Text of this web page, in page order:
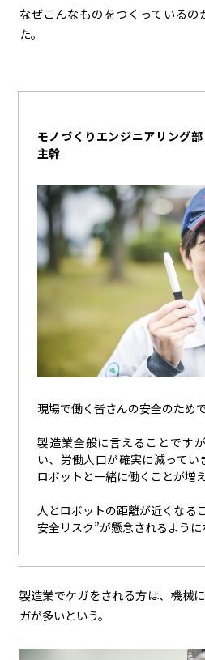
なぜこんなものをつくっている
た。
モノづくりエンジニアリング
主幹
現場で働く皆さんの安全のためで
製造業全般に言えることです
い、労働人口が確実に減ってい
ロボットと一緒に働くことが増
人とロボットの距離が近くなる
安全リスク”が懸念されるように
製造業でケガをされる方は、機械
ガが多いという。